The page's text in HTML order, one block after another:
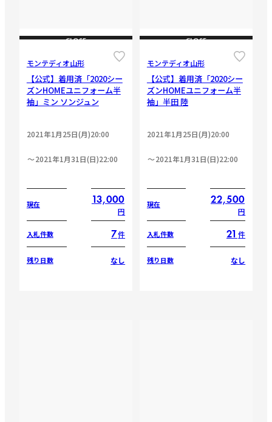
CLOSE
モンテディオ山形
【公式】着用済「2020シー
ズンHOMEユニフォーム半
袖」ミン ソンジュン
2021年1月25日(月)20:00
2021年1月31日(日)22:00
現在 13,000
円
入札件数 7件
残り日数 なし
CLOSE
モンテディオ山形
【公式】着用済「2020シー
ズンHOMEユニフォーム半
袖」半田 陸
2021年1月25日(月)20:00
2021年1月31日(日)22:00
現在 22,500
円
入札件数 21 件
残り日数 なし